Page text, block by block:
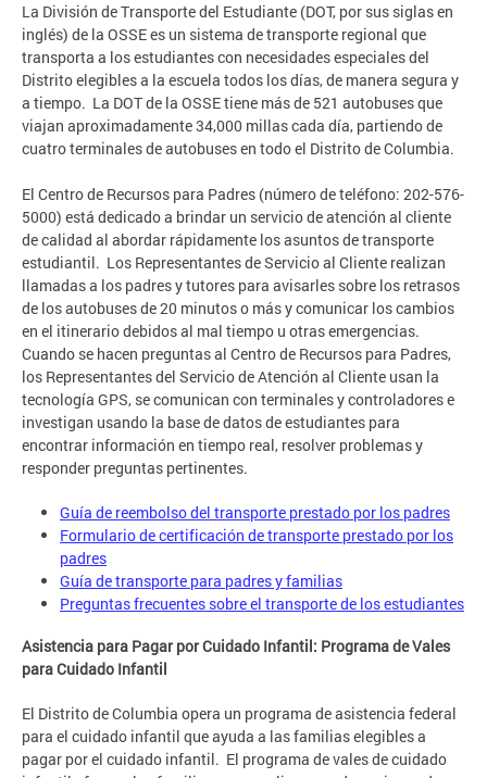
La División de Transporte del Estudiante (DOT, por sus siglas en
inglés) de la OSSE es un sistema de transporte regional que
transporta a los estudiantes con necesidades especiales del
Distrito elegibles a la escuela todos los días, de manera segura y
a tiempo. La DOT de la OSSE tiene más de 521 autobuses que
viajan aproximadamente 34,000 millas cada día, partiendo de
cuatro terminales de autobuses en todo el Distrito de Columbia.
El Centro de Recursos para Padres (número de teléfono: 202-576-
5000) está dedicado a brindar un servicio de atención al cliente
de calidad al abordar rápidamente los asuntos de transporte
estudiantil. Los Representantes de Servicio al Cliente realizan
llamadas a los padres y tutores para avisarles sobre los retrasos
de los autobuses de 20 minutos o más y comunicar los cambios
en el itinerario debidos al mal tiempo u otras emergencias.
Cuando se hacen preguntas al Centro de Recursos para Padres,
los Representantes del Servicio de Atención al Cliente usan la
tecnología GPS, se comunican con terminales y controladores e
investigan usando la base de datos de estudiantes para
encontrar información en tiempo real, resolver problemas y
responder preguntas pertinentes.
Guía de reembolso del transporte prestado por los padres
Formulario de certificación de transporte prestado por los
padres
Guía de transporte para padres y familias
Preguntas frecuentes sobre el transporte de los estudiantes
Asistencia para Pagar por Cuidado Infantil: Programa de Vales
para Cuidado Infantil
El Distrito de Columbia opera un programa de asistencia federal
para el cuidado infantil que ayuda a las familias elegibles a
pagar por el cuidado infantil. El programa de vales de cuidado